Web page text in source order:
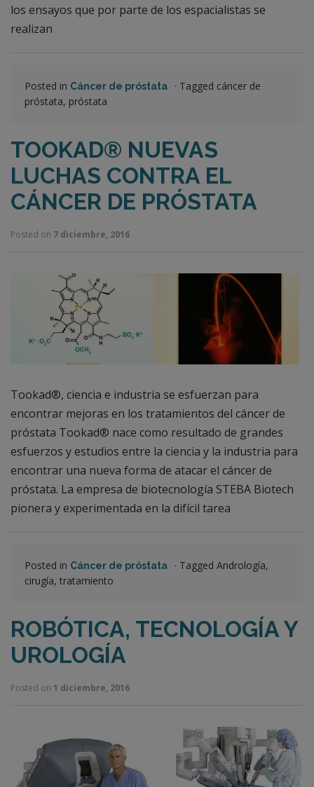
los ensayos que por parte de los espacialistas se
realizan
Posted in Cáncer de próstata · Tagged cáncer de
próstata, próstata
TOOKAD® NUEVAS
LUCHAS CONTRA EL
CÁNCER DE PRÓSTATA
Posted on 7 diciembre, 2016
Tookad®, ciencia e industria se esfuerzan para
encontrar mejoras en los tratamientos del cáncer de
próstata Tookad® nace como resultado de grandes
esfuerzos y estudios entre la ciencia y la industria para
encontrar una nueva forma de atacar el cáncer de
próstata. La empresa de biotecnología STEBA Biotech
pionera y experimentada en la difícil tarea
Posted in Cáncer de próstata · Tagged Andrología,
cirugía, tratamiento
ROBÓTICA, TECNOLOGÍA Y
UROLOGÍA
Posted on 1 diciembre, 2016